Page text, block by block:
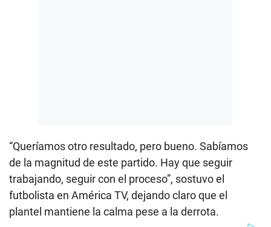
“Queríamos otro resultado, pero bueno. Sabíamos
de la magnitud de este partido. Hay que seguir
trabajando, seguir con el proceso”, sostuvo el
futbolista en América TV, dejando claro que el
plantel mantiene la calma pese a la derrota.